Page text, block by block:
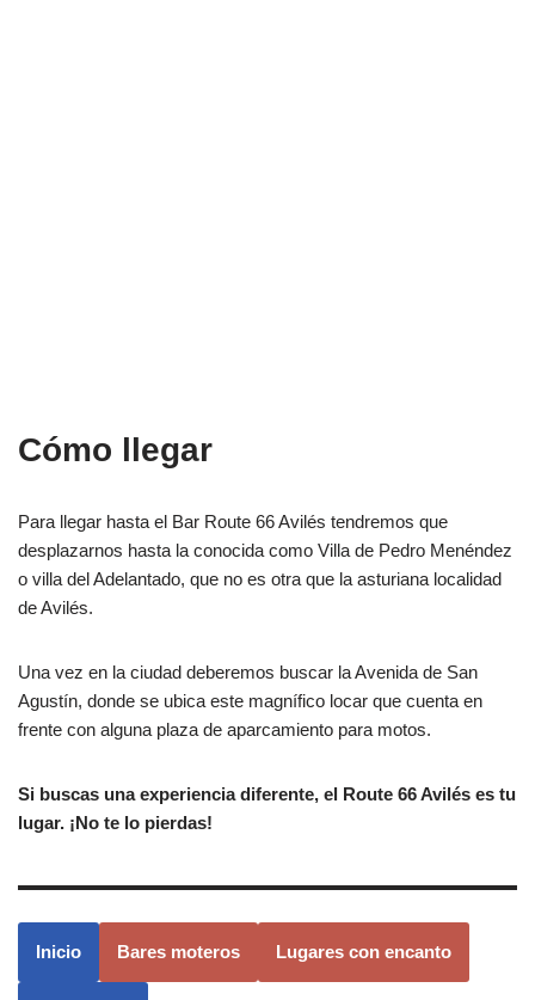
Cómo llegar
Para llegar hasta el Bar Route 66 Avilés tendremos que
desplazarnos hasta la conocida como Villa de Pedro Menéndez
o villa del Adelantado, que no es otra que la asturiana localidad
de Avilés.
Una vez en la ciudad deberemos buscar la Avenida de San
Agustín, donde se ubica este magnífico locar que cuenta en
frente con alguna plaza de aparcamiento para motos.
Si buscas una experiencia diferente, el Route 66 Avilés es tu
lugar. ¡No te lo pierdas!
Inicio Bares moteros Lugares con encanto